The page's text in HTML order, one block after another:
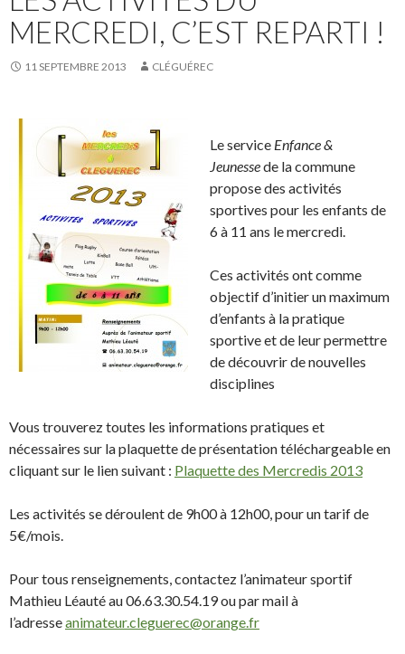
MERCREDI, C’EST REPARTI !
11 SEPTEMBRE 2013 CLÉGUÉREC
Le service Enfance &
Jeunessede la commune
propose des activités
sportives pour les enfants de
6 à 11 ans le mercredi.
Ces activités ont comme
objectif d’initier un maximum
d’enfants à la pratique
sportive et de leur permettre
de découvrir de nouvelles
disciplines
Vous trouverez toutes les informations pratiques et
nécessaires sur la plaquette de présentation téléchargeable en
cliquant sur le lien suivant : Plaquette des Mercredis 2013
Les activités se déroulent de 9h00 à 12h00, pour un tarif de
5€/mois.
Pour tous renseignements, contactez l’animateur sportif
Mathieu Léauté au 06.63.30.54.19 ou par mail à
l’adresseanimateur.cleguerec@orange.fr